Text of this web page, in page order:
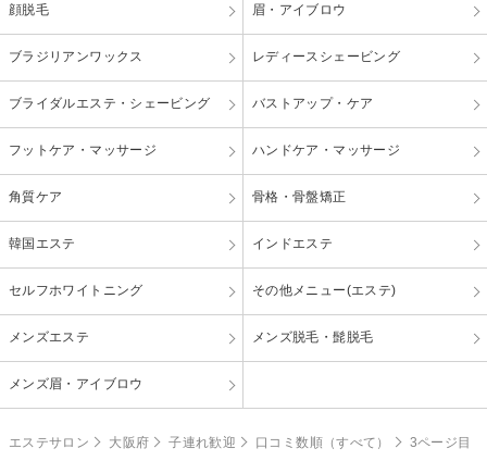
顔脱毛 眉・アイブロウ
ブラジリアンワックス レディースシェービング
ブライダルエステ・シェービング バストアップ・ケア
フットケア・マッサージ ハンドケア・マッサージ
角質ケア 骨格・骨盤矯正
韓国エステ インドエステ
セルフホワイトニング その他メニュー(エステ)
メンズエステ メンズ脱毛・髭脱毛
メンズ眉・アイブロウ
エステサロン 大阪府 子連れ歓迎 口コミ数順（すべて） 3ページ目